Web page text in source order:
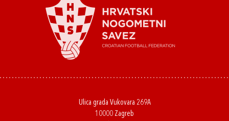
Ulica grada Vukovara 269A
10000 Zagreb